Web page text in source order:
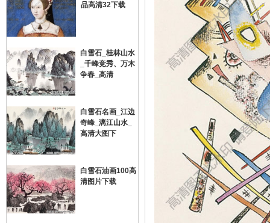
画
油
品高清32下载
白雪石_桂林山水
_千峰竞秀、万木
争春_高清
白雪石名画_江边
奇峰_漓江山水_
高清大图下
白雪石油画100高
清图片下载